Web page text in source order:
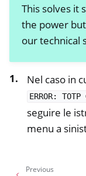
This solves it
the power
our technical
Nel caso in
ERROR: TOTP
seguire le
menu a
Previous